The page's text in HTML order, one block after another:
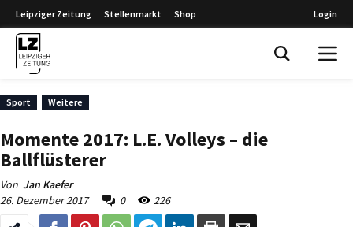
Leipziger Zeitung Stellenmarkt Shop Login
Sport Weitere
Momente 2017: L.E. Volleys – die
Ballflüsterer
Von Jan Kaefer
26. Dezember 2017
0 226